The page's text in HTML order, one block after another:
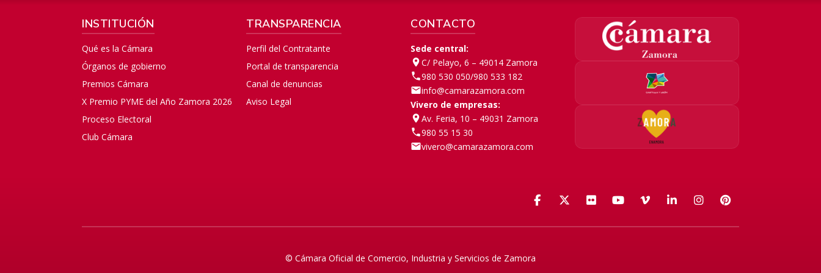
INSTITUCIÓN
Qué es la Cámara
Órganos de gobierno
Premios Cámara
X Premio PYME del Año Zamora 2026
Proceso Electoral
Club Cámara
TRANSPARENCIA
Perfil del Contratante
Portal de transparencia
Canal de denuncias
Aviso Legal
CONTACTO
Sede central:
C/ Pelayo, 6 – 49014 Zamora
980 530 050/980 533 182
info@camarazamora.com
Vivero de empresas:
Av. Feria, 10 – 49031 Zamora
980 55 15 30
vivero@camarazamora.com
Facebook
X (Twitter)
FlickrYouTube
VimeoLinkedIn
Instagram
Pinterest
© Cámara Oficial de Comercio, Industria y Servicios de Zamora